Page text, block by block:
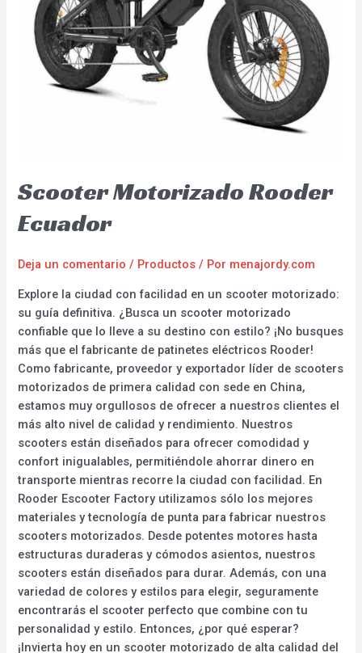
Scooter Motorizado Rooder
Ecuador
Deja un comentario / Productos / Por menajordy.com
Explore la ciudad con facilidad en un scooter motorizado:
su guía definitiva. ¿Busca un scooter motorizado
confiable que lo lleve a su destino con estilo? ¡No busques
más que el fabricante de patinetes eléctricos Rooder!
Como fabricante, proveedor y exportador líder de scooters
motorizados de primera calidad con sede en China,
estamos muy orgullosos de ofrecer a nuestros clientes el
más alto nivel de calidad y rendimiento. Nuestros
scooters están diseñados para ofrecer comodidad y
confort inigualables, permitiéndole ahorrar dinero en
transporte mientras recorre la ciudad con facilidad. En
Rooder Escooter Factory utilizamos sólo los mejores
materiales y tecnología de punta para fabricar nuestros
scooters motorizados. Desde potentes motores hasta
estructuras duraderas y cómodos asientos, nuestros
scooters están diseñados para durar. Además, con una
variedad de colores y estilos para elegir, seguramente
encontrarás el scooter perfecto que combine con tu
personalidad y estilo. Entonces, ¿por qué esperar?
¡Invierta hoy en un scooter motorizado de alta calidad del